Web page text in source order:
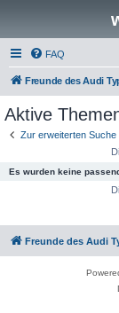
FAQ
Freunde des Audi
Aktive
Zur erweiterten Suche
Es wurden keine
Freunde des Audi